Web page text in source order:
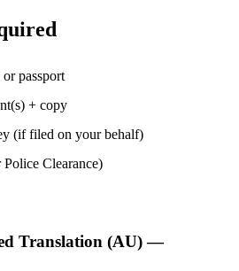
passport
+ copy
(if filed on your behalf)
Clearance)
Translation (AU) —